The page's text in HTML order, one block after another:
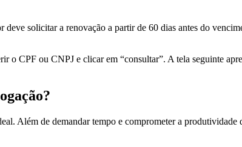
deve solicitar a renovação a partir de 60 dias antes do
o CPF ou CNPJ e clicar em “consultar”. A tela seguinte
Além de demandar tempo e comprometer a produtividade